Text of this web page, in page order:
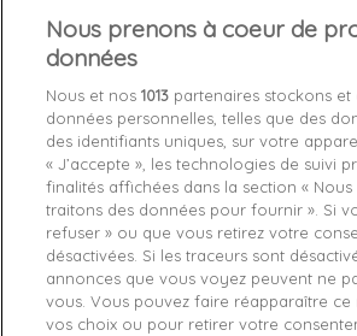
Out-of-Stock
Livraison gratuite *
Retours sous 100 jours
Produit certifié authentique
Caractéristiques
Nous prenons à coeur de
données
Nous et nos1013 partenaires stockons et
données personnelles, telles que des
des identifiants uniques, sur votre
« J’accepte », les technologies de suivi
finalités affichées dans la section «
traitons des données pour fournir ». Si
refuser » ou que vous retirez votre
désactivées. Si les traceurs sont
annonces que vous voyez peuvent ne
vous. Vous pouvez faire réapparaître
vos choix ou pour retirer votre